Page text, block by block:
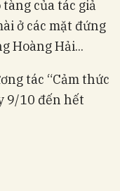
của tác giả
ở các mặt đứng
Hoàng Hải...
tác “Cảm thức
9/10 đến hết